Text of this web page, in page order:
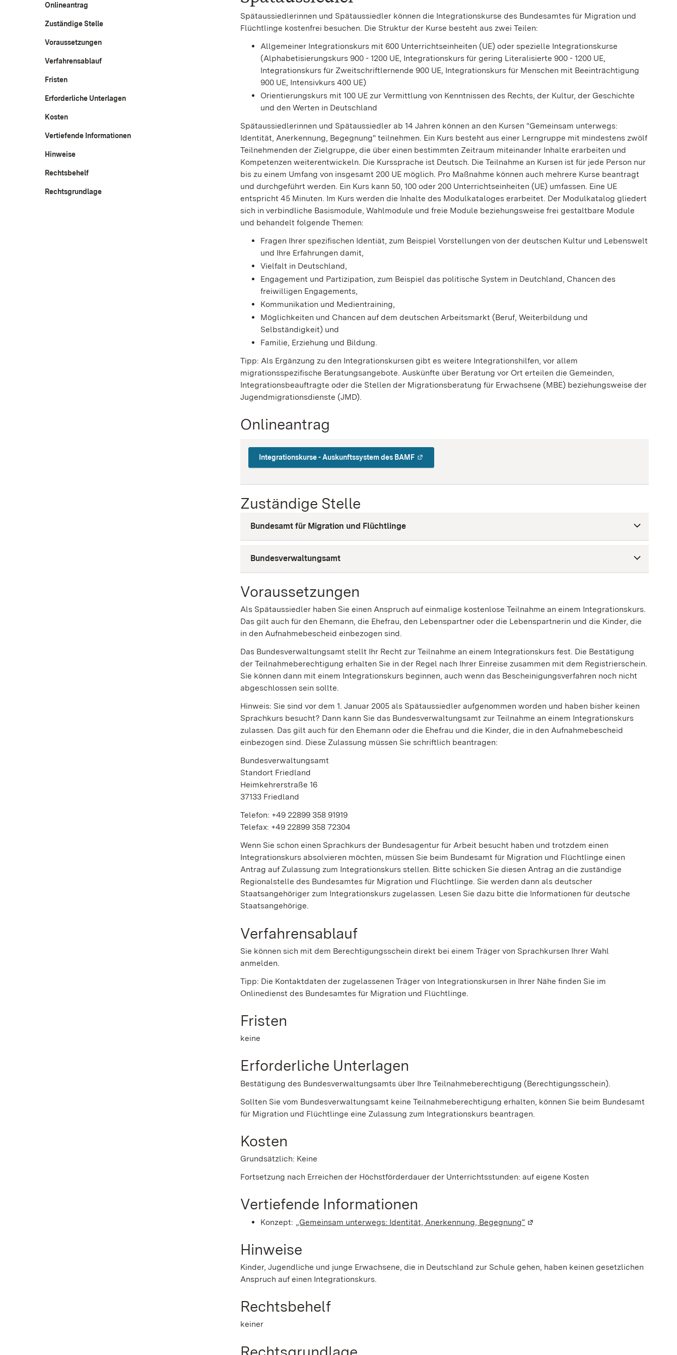
Onlineantrag
Zuständige Stelle
Voraussetzungen
Verfahrensablauf
Fristen
Erforderliche Unterlagen
Kosten
Vertiefende Informationen
Hinweise
Rechtsbehelf
Rechtsgrundlage
Spätaussiedlerinnen und Spätaussiedler können die Integrationskurse des Bundesamtes für Migration und
Flüchtlinge kostenfrei besuchen. Die Struktur der Kurse besteht aus zwei Teilen:
Allgemeiner Integrationskurs mit 600 Unterrichtseinheiten (UE) oder spezielle Integrationskurse
(Alphabetisierungskurs 900 - 1200 UE, Integrationskurs für gering Literalisierte 900 - 1200 UE,
Integrationskurs für Zweitschriftlernende 900 UE, Integrationskurs für Menschen mit Beeinträchtigung
900 UE, Intensivkurs 400 UE)
Orientierungskurs mit 100 UE zur Vermittlung von Kenntnissen des Rechts, der Kultur, der Geschichte
und den Werten in Deutschland
Spätaussiedlerinnen und Spätaussiedler ab 14 Jahren können an den Kursen "Gemeinsam unterwegs:
Identität, Anerkennung, Begegnung" teilnehmen. Ein Kurs besteht aus einer Lerngruppe mit mindestens zwölf
Teilnehmenden der Zielgruppe, die über einen bestimmten Zeitraum miteinander Inhalte erarbeiten und
Kompetenzen weiterentwickeln. Die Kurssprache ist Deutsch. Die Teilnahme an Kursen ist für jede Person nur
bis zu einem Umfang von insgesamt 200 UE möglich. Pro Maßnahme können auch mehrere Kurse beantragt
und durchgeführt werden. Ein Kurs kann 50, 100 oder 200 Unterrichtseinheiten (UE) umfassen. Eine UE
entspricht 45 Minuten. Im Kurs werden die Inhalte des Modulkataloges erarbeitet. Der Modulkatalog gliedert
sich in verbindliche Basismodule, Wahlmodule und freie Module beziehungsweise frei gestaltbare Module
und behandelt folgende Themen:
Fragen Ihrer spezifischen Identiät, zum Beispiel Vorstellungen von der deutschen Kultur und Lebenswelt
und Ihre Erfahrungen damit,
Vielfalt in Deutschland,
Engagement und Partizipation, zum Beispiel das politische System in Deutchland, Chancen des
freiwilligen Engagements,
Kommunikation und Medientraining,
Möglichkeiten und Chancen auf dem deutschen Arbeitsmarkt (Beruf, Weiterbildung und
Selbständigkeit) und
Familie, Erziehung und Bildung.
Tipp: Als Ergänzung zu den Integrationskursen gibt es weitere Integrationshilfen, vor allem
migrationsspezifische Beratungsangebote. Auskünfte über Beratung vor Ort erteilen die Gemeinden,
Integrationsbeauftragte oder die Stellen der Migrationsberatung für Erwachsene (MBE) beziehungsweise der
Jugendmigrationsdienste (JMD).
Onlineantrag
Integrationskurse - Auskunftssystem des BAMF
Zuständige Stelle
Bundesamt für Migration und Flüchtlinge
Bundesverwaltungsamt
Voraussetzungen
Als Spätaussiedler haben Sie einen Anspruch auf einmalige kostenlose Teilnahme an einem Integrationskurs.
Das gilt auch für den Ehemann, die Ehefrau, den Lebenspartner oder die Lebenspartnerin und die Kinder, die
in den Aufnahmebescheid einbezogen sind.
Das Bundesverwaltungsamt stellt Ihr Recht zur Teilnahme an einem Integrationskurs fest. Die Bestätigung
der Teilnahmeberechtigung erhalten Sie in der Regel nach Ihrer Einreise zusammen mit dem Registrierschein.
Sie können dann mit einem Integrationskurs beginnen, auch wenn das Bescheinigungsverfahren noch nicht
abgeschlossen sein sollte.
Hinweis: Sie sind vor dem 1. Januar 2005 als Spätaussiedler aufgenommen worden und haben bisher keinen
Sprachkurs besucht? Dann kann Sie das Bundesverwaltungsamt zur Teilnahme an einem Integrationskurs
zulassen. Das gilt auch für den Ehemann oder die Ehefrau und die Kinder, die in den Aufnahmebescheid
einbezogen sind. Diese Zulassung müssen Sie schriftlich beantragen:
Bundesverwaltungsamt
Standort Friedland
Heimkehrerstraße 16
37133 Friedland
Telefon: +49 22899 358 91919
Telefax: +49 22899 358 72304
Wenn Sie schon einen Sprachkurs der Bundesagentur für Arbeit besucht haben und trotzdem einen
Integrationskurs absolvieren möchten, müssen Sie beim Bundesamt für Migration und Flüchtlinge einen
Antrag auf Zulassung zum Integrationskurs stellen. Bitte schicken Sie diesen Antrag an die zuständige
Regionalstelle des Bundesamtes für Migration und Flüchtlinge. Sie werden dann als deutscher
Staatsangehöriger zum Integrationskurs zugelassen. Lesen Sie dazu bitte die Informationen für deutsche
Staatsangehörige.
Verfahrensablauf
Sie können sich mit dem Berechtigungsschein direkt bei einem Träger von Sprachkursen Ihrer Wahl
anmelden.
Tipp: Die Kontaktdaten der zugelassenen Träger von Integrationskursen in Ihrer Nähe finden Sie im
Onlinedienst des Bundesamtes für Migration und Flüchtlinge.
Fristen
keine
Erforderliche Unterlagen
Bestätigung des Bundesverwaltungsamts über Ihre Teilnahmeberechtigung (Berechtigungsschein).
Sollten Sie vom Bundesverwaltungsamt keine Teilnahmeberechtigung erhalten, können Sie beim Bundesamt
für Migration und Flüchtlinge eine Zulassung zum Integrationskurs beantragen.
Kosten
Grundsätzlich: Keine
Fortsetzung nach Erreichen der Höchstförderdauer der Unterrichtsstunden: auf eigene Kosten
Vertiefende Informationen
Konzept: „Gemeinsam unterwegs: Identität, Anerkennung, Begegnung“ (Wird in einem neuen Fenster geöffnet)
Hinweise
Kinder, Jugendliche und junge Erwachsene, die in Deutschland zur Schule gehen, haben keinen gesetzlichen
Anspruch auf einen Integrationskurs.
Rechtsbehelf
keiner
Rechtsgrundlage